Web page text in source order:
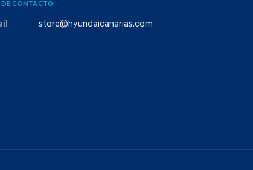
DE CONTACTO
store@hyundaicanarias.com